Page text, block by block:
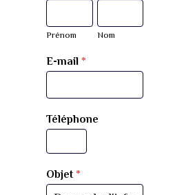
Prénom Nom
E-mail *
Téléphone
Objet *